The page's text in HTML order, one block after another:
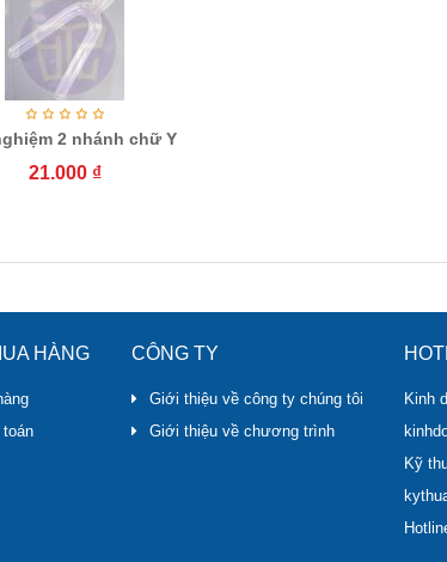
2 nhánh chữ Y
21.000 ₫
HÀNG CÔNG TY
Giới thiệu về công ty chúng tôi
Giới thiệu về chương trình
Kinh
Kỹ